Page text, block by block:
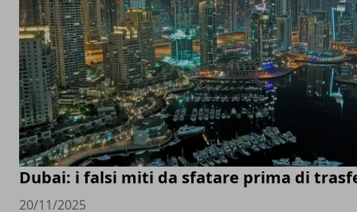
Dubai: i falsi miti da sfatare prima di
20/11/2025